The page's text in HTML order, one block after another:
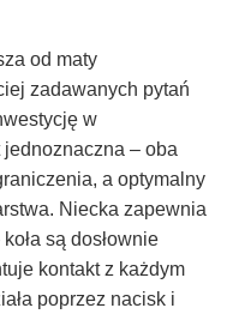
od maty
zadawanych pytań
w
– oba
a optymalny
Niecka zapewnia
są dosłownie
kontakt z każdym
poprzez nacisk i